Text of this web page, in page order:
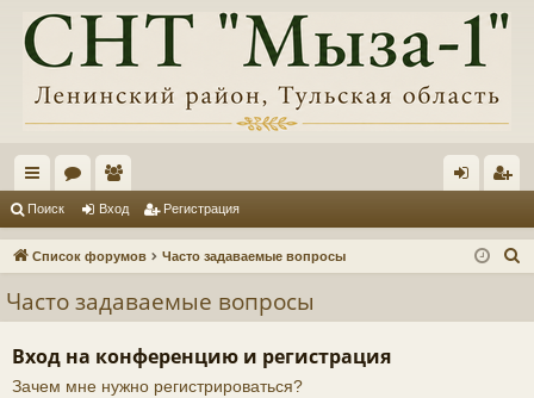
с
ы ум
ол
ьз
ат
ел
и
д ис
Поиск Вход Регистрация
Список форумов Часто задаваемые вопросы
Часто задаваемые вопросы
Вход на конференцию и регистрация
Зачем мне нужно регистрироваться?